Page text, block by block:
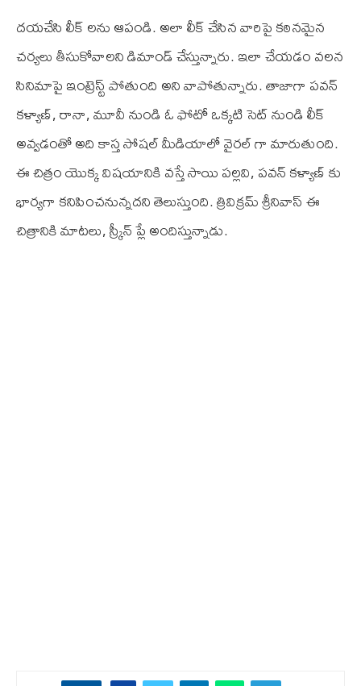
దయచేసి లీక్ లను ఆపండి. అలా లీక్ చేసిన వారిపై కఠినమైన
చర్యలు తీసుకోవాలని డిమాండ్ చేస్తున్నారు. ఇలా చేయడం వలన
సినిమాపై ఇంట్రెస్ట్ పోతుంది అని వాపోతున్నారు. తాజాగా పవన్
కళ్యాణ్, రానా, మూవీ నుండి ఓ ఫోటో ఒక్కటి సెట్ నుండి లీక్
అవ్వడంతో అది కాస్త సోషల్ మీడియాలో వైరల్ గా మారుతుంది.
ఈ చిత్రం యొక్క విషయానికి వస్తే సాయి పల్లవి, పవన్ కళ్యాణ్ కు
భార్యగా కనిపించనున్నదని తెలుస్తుంది. త్రివిక్రమ్ శ్రీనివాస్ ఈ
చిత్రానికి మాటలు, స్క్రీన్ ప్లే అందిస్తున్నాడు.